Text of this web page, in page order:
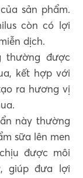
sản phẩm.
còn có lợi
dịch.
thường được
kết hợp với
ra hương vị
này thường
sữa lên men
được môi
giúp đưa lợi